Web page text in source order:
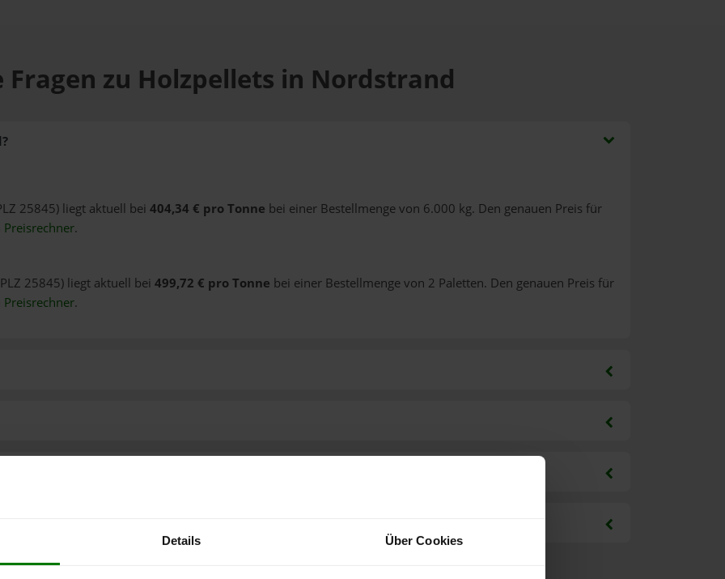
Details Über Cookies
Fragen zu Holzpellets in Nordstrand
25845) liegt aktuell bei 404,34 € pro Tonne bei einer Bestellmenge von 6.000 kg. Den genauen Preis für
Preisrechner.
25845) liegt aktuell bei 499,72 € pro Tonne bei einer Bestellmenge von 2 Paletten. Den genauen Preis für
Preisrechner.